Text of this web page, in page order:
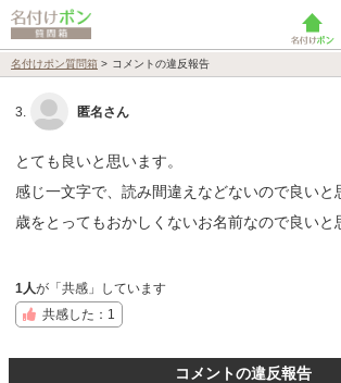
名付けポン質問箱 > コメントの違反報告
3. 匿名さん
とても良いと思います。
感じ一文字で、読み間違えなどないので良いと
歳をとってもおかしくないお名前なので良いと
1人が「共感」しています
共感した：1
コメントの違反報告